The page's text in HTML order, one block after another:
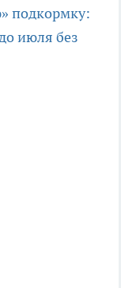
подкормку:
июля без